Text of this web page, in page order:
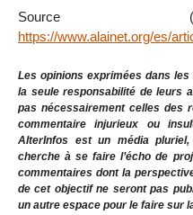
Source
https://www.alainet.org/es/
Les opinions exprimées dans
la seule responsabilité de leurs
pas nécessairement celles des
commentaire injurieux ou
AlterInfos est un média
cherche à se faire l’écho de
commentaires dont la
de cet objectif ne seront pas
un autre espace pour le faire sur